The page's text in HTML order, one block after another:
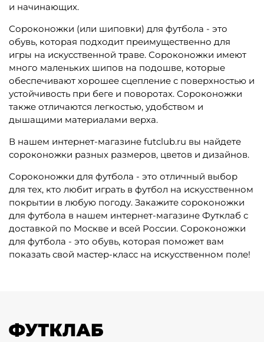
и начинающих.
Сороконожки (или шиповки) для футбола - это
обувь, которая подходит преимущественно для
игры на искусственной траве. Сороконожки имеют
много маленьких шипов на подошве, которые
обеспечивают хорошее сцепление с поверхностью и
устойчивость при беге и поворотах. Сороконожки
также отличаются легкостью, удобством и
дышащими материалами верха.
В нашем интернет-магазине futclub.ru вы найдете
сороконожки разных размеров, цветов и дизайнов.
Сороконожки для футбола - это отличный выбор
для тех, кто любит играть в футбол на искусственном
покрытии в любую погоду. Закажите сороконожки
для футбола в нашем интернет-магазине Футклаб с
доставкой по Москве и всей России. Сороконожки
для футбола - это обувь, которая поможет вам
показать свой мастер-класс на искусственном поле!